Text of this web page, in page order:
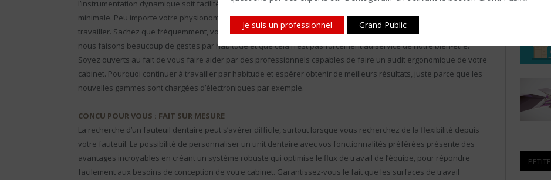
Je suis un professionnel Grand Public
l’instrumentation dynamique soit facilitée et pour vous permettre de les tenir confortablement, avec une pression
minimale. Peu importe votre physionomie, l’équipement dentaire de votre choix devra s’adapter à votre façon de
travailler. Sachez que fréquemment, vous vous apercevrez que nous sommes des créatures d’habitudes et que
nous faisons beaucoup de gestes par habitude et que cela n’est pas forcément au service de notre bien-être.
Soyez ouverts au fait de vous faire aider par des professionnels capables de faire un audit ergonomique de votre
cabinet. Pourquoi continuer à travailler par habitude et espérer obtenir de meilleurs résultats, juste parce que les
nouvelles gammes sont chargées d’électroniques par exemple.
CONCU POUR VOUS : FAIT SUR MESURE
La recherche d’un fauteuil dentaire peut s’avérer difficile, surtout lorsque vous recherchez de la flexibilité depuis
votre fauteuil. La possibilité de personnaliser un unit dentaire avec vos fonctionnalités préférées présente des
avantages incroyables en créant un système robuste qui optimise le flux de travail de l’équipe, pour répondre
facilement aux besoins de conception de votre cabinet. Garantissez-vous le fait que les surfaces de travail